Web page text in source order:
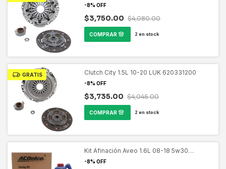
-8% OFF
$3,750.00 $4,080.00
2 en stock
GRATIS Clutch City 1.5L 10-20 LUK 620331200
-8% OFF
$3,735.00 $4,045.00
2 en stock
Kit Afinación Aveo 1.6L 08-18 5w30
-8% OFF